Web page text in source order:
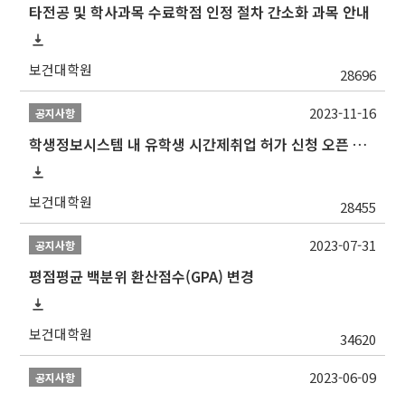
타전공 및 학사과목 수료학점 인정 절차 간소화 과목 안내
보건대학원 28696
공지사항
학생정보시스템 내 유학생 시간제취업 허가 신청 오픈 안내
보건대학원 28455
2023-11-16
공지사항
평점평균 백분위 환산점수(GPA) 변경
보건대학원 34620
2023-07-31
공지사항 2023-06-09